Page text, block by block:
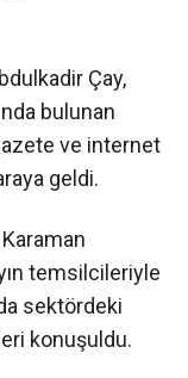
Çay,
bulunan
ve internet
geldi.
temsilcileriyle
sektördeki
konuşuldu.